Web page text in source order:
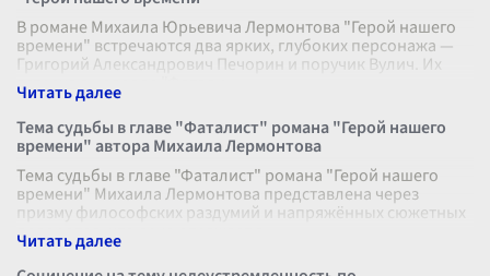
В романе Михаила Юрьевича Лермонтова "Герой нашего
времени" встречаются два ярких, глубоких персонажа —
Григорий Александрович Печорин и поручик Вулич. Их
встреча в новелле "Фатали
Тема судьбы в главе "Фаталист" романа "Герой нашего
времени" автора Михаила Лермонтова
Тема судьбы в главе "Фаталист" романа "Герой нашего
времени" Михаила Лермонтова представлена через
призму философских раздумий и напряжённых сюжетных
поворотов, что ярко отражает в